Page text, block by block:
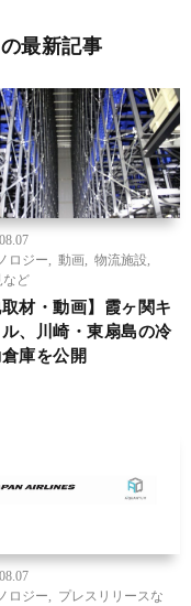
最新記事
ロジー
動画 物流施設
など
取材・動画】霞ヶ関キ
、川崎・東扇島の冷
庫を公開
ロジー
プレスリリースな